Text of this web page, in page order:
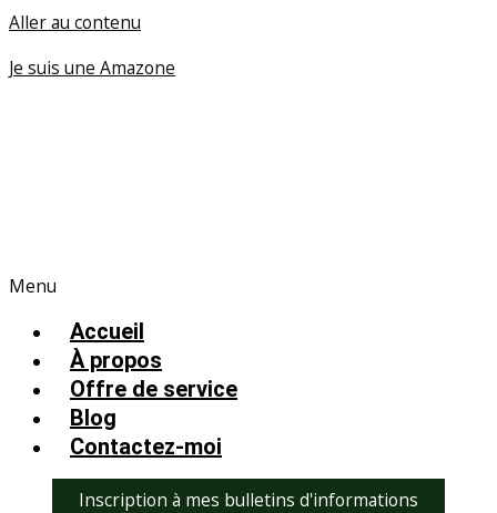
Aller au contenu
Je suis une Amazone
Menu
Accueil
À propos
Offre de service
Blog
Contactez-moi
Inscription à mes bulletins d'informations